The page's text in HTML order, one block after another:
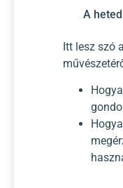
A
Itt lesz szó